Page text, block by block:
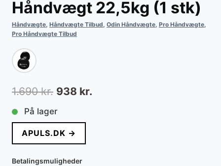
Håndvægt 22,5kg (1 stk)
Håndvægte, Håndvægte Tilbud, Odin Håndvægte, Pro Håndvægte,
Pro Håndvægte Tilbud
1.690kr. Den
oprindelige
pris
var:
1.690 kr..
938 kr.
På lager
APULS.DK →
Betalingsmuligheder